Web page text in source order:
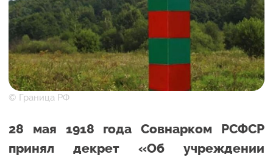
© Граница РФ
28 мая 1918 года Совнарком РСФСР
принял декрет «Об учреждении